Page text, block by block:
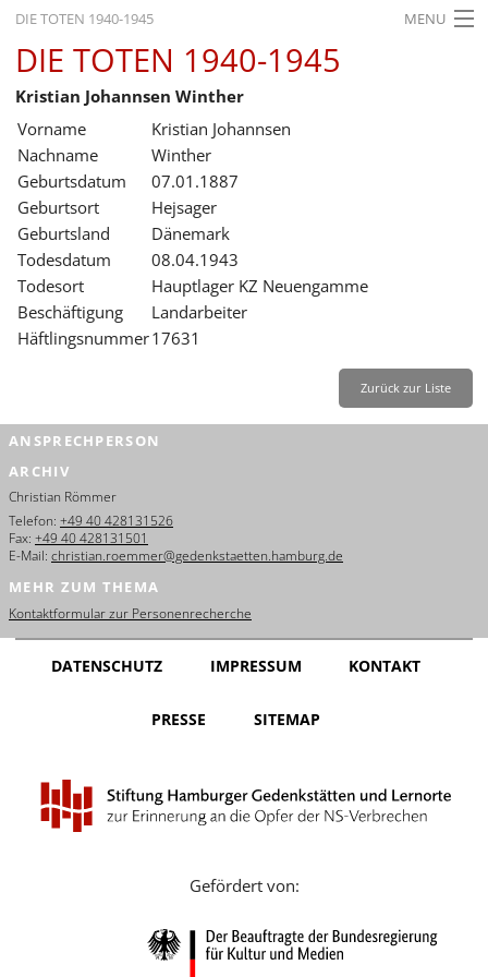
DIE TOTEN 1940-1945 MENU
STARTSEITE
AKTUELLES
AUSSTELLUNGEN
GESCHICHTE
BILDUNG
FORSCHUNG
SERVICE
Français
Dansk
Español
Nederlands
Português
Русский
Leichte Sprache
DIE TOTEN 1940-1945
Kristian Johannsen Winther
Vorname
Kristian Johannsen
Nachname
Winther
Geburtsdatum
07.01.1887
Geburtsort
Hejsager
Geburtsland
Dänemark
Todesdatum
08.04.1943
Todesort
Hauptlager KZ Neuengamme
Beschäftigung
Landarbeiter
Häftlingsnummer17631
Zurück zur Liste
ANSPRECHPERSON
ARCHIV
Christian Römmer
Telefon: +49 40 428131526
Fax: +49 40 428131501
E-Mail: christian.roemmer@gedenkstaetten.hamburg.de
MEHR ZUM THEMA
Kontaktformular zur Personenrecherche
DATENSCHUTZ IMPRESSUM KONTAKT
PRESSE SITEMAP
Gefördert von: